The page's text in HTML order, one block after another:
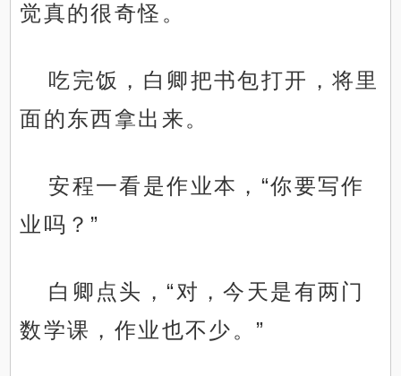
觉真的很奇怪。
吃完饭，白卿把书包打开，将里
面的东西拿出来。
安程一看是作业本，“你要写作
业吗？”
白卿点头，“对，今天是有两门
数学课，作业也不少。”